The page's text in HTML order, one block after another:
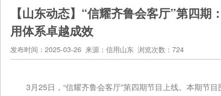
【山东动态】“信耀齐鲁会客厅”第四
用体系卓越成效
发布时间：2025-03-26 来源：信用山东 浏览次数：724
3月25日，“信耀齐鲁会客厅”第四期节目上线。本期节